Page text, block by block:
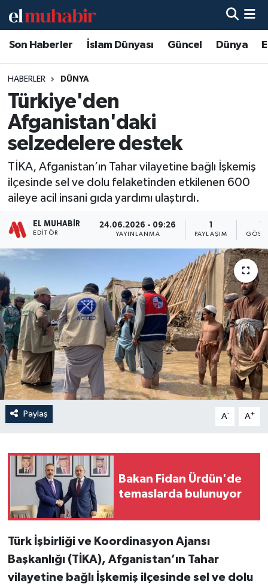
Son Haberler İslam Dünyası Güncel Dünya
HABERLER DÜNYA
Türkiye'den
Afganistan'daki
selzedelere destek
TİKA, Afganistan’ın Tahar vilayetine bağlı İşkemiş
ilçesinde sel ve dolu felaketinden etkilenen 600
aileye acil insani gıda yardımı ulaştırdı.
EL MUHABIR
EDITÖR
24.06.2026 - 09:26
YAYINLANMA PAYLAŞIM
Paylaş A- A+
Bakan Fidan Ürdün'de
temaslarda bulunuyor
Türk İşbirliği ve Koordinasyon Ajansı
Başkanlığı (TİKA), Afganistan’ın Tahar
vilayetine bağlı İşkemiş ilçesinde sel ve dolu
Hava Durumu
Trafik Durumu
Süper Lig Puan Durumu ve Fikstür
Tüm Manşetler
Son Dakika Haberleri
Haber Arşivi